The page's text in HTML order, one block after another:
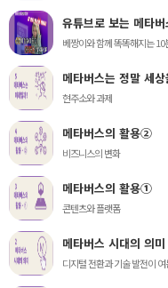
유튜브로 보는 메타
베짱이와 함께 똑똑해지는 10
메타버스는 정말 세
현주소와 과제
메타버스의 활용②
비즈니스의 변화
메타버스의 활용①
콘텐츠와 플랫폼
메타버스 시대의 의미
디지털 전환과 기술 발전이 여